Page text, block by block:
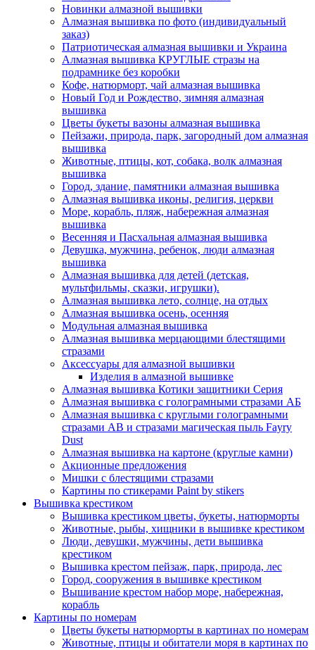
Новинки алмазной вышивки
Алмазная вышивка по фото (индивидуальный
заказ)
Патриотическая алмазная вышивки и Украина
Алмазная вышивка КРУГЛЫЕ стразы на
подрамнике без коробки
Кофе, натюрморт, чай алмазная вышивка
Новый Год и Рождество, зимняя алмазная
вышивка
Цветы букеты вазоны алмазная вышивка
Пейзажи, природа, парк, загородный дом алмазная
вышивка
Животные, птицы, кот, собака, волк алмазная
вышивка
Город, здание, памятники алмазная вышивка
Алмазная вышивка иконы, религия, церкви
Море, корабль, пляж, набережная алмазная
вышивка
Весенняя и Пасхальная алмазная вышивка
Девушка, мужчина, ребенок, люди алмазная
вышивка
Алмазная вышивка для детей (детская,
мультфильмы, сказки, игрушки).
Алмазная вышивка лето, солнце, на отдых
Алмазная вышивка осень, осенняя
Модульная алмазная вышивка
Алмазная вышивка мерцающими блестящими
стразами
Аксессуары для алмазной вышивки
Изделия в алмазной вышивке
Алмазная вышивка Котики защитники Серия
Алмазная вышивка с голограмными стразами АБ
Алмазная вышивка с круглыми голограмными
стразами AB и стразами магическая пыль Fayry
Dust
Алмазная вышивка на картоне (круглые камни)
Акционные предложения
Мишки с блестящими стразами
Картины по стикерами Paint by stikers
Вышивка крестиком
Вышивка крестиком цветы, букеты, натюрморты
Животные, рыбы, хищники в вышивке крестиком
Люди, девушки, мужчины, дети вышивка
крестиком
Вышивка крестом пейзаж, парк, природа, лес
Город, сооружения в вышивке крестиком
Вышивание крестом набор море, набережная,
корабль
Картины по номерам
Цветы букеты натюрморты в картинах по номерам
Животные, птицы и обитатели моря в картинах по